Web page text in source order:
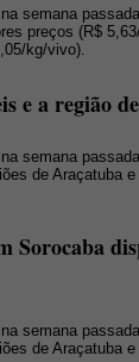
semana
preços (R$
kg/vivo).
e a região
semana
de Araçatuba
Sorocaba
semana
de Araçatuba